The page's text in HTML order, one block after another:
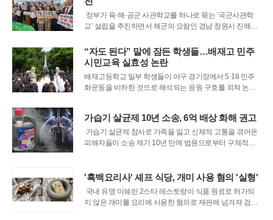
지지 않는 매캐한 연기 냄새와
정부가 육·해·공군 사관학교를 하나로 묶는 ‘국군사관학
교’ 설립을 추진하면서 해군의 요람인 경남 창원시 진해구
으로 내세운 정부의 통합 사관학교 대전 신설안이 가시화
되자, 해군사관학교의 상징성과 지역 경제 붕괴를 우려하
는 목소리가 극에 달하고 있다. 진해 지
“자도 된다” 말에 잠든 학생들…배재고 민주
시민교육 실효성 논란
배재고등학교 일부 학생들이 야구 경기장에서 5·18 민주
화운동을 비하한 것으로 해석되는 응원 구호를 외쳐 논란
학생들이 잠을 잤다는 재학생 증언이 나오면서, 사과 이후
진행된 교육이 실제 반성과 인식 개선으로 이
가습기 살균제 10년 소송, 6억 배상 화해 권고
가습기 살균제 참사로 가족을 잃고 신체적 고통을 겪어온
피해자들이 소송 제기 10년 만에 법원으로부터 구체적인
과 해당 제조사를 상대로 피해자 일가족이 제기한 손해배
'흑백요리사' 셰프 식당, 개미 사용 혐의 '실형'
국내 유명 미쉐린 2스타 레스토랑이 식품 원료로 허가되
지 않은 개미를 요리에 사용한 혐의로 재판에 넘겨져 검찰